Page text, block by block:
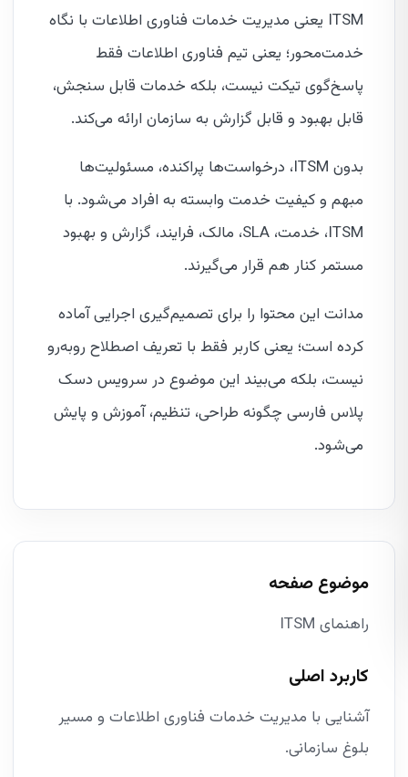
ITSM یعنی مدیریت خدمات فناوری اطلاعات با نگاه
خدمت‌محور؛ یعنی تیم فناوری اطلاعات فقط
پاسخ‌گوی تیکت نیست، بلکه خدمات قابل سنجش،
قابل بهبود و قابل گزارش به سازمان ارائه می‌کند.
بدون ITSM، درخواست‌ها پراکنده، مسئولیت‌ها
مبهم و کیفیت خدمت وابسته به افراد می‌شود. با
ITSM، خدمت، SLA، مالک، فرایند، گزارش و بهبود
مستمر کنار هم قرار می‌گیرند.
مدانت این محتوا را برای تصمیم‌گیری اجرایی آماده
کرده است؛ یعنی کاربر فقط با تعریف اصطلاح روبه‌رو
نیست، بلکه می‌بیند این موضوع در سرویس دسک
پلاس فارسی چگونه طراحی، تنظیم، آموزش و پایش
می‌شود.
موضوع صفحه
راهنمای ITSM
کاربرد اصلی
آشنایی با مدیریت خدمات فناوری اطلاعات و مسیر
بلوغ سازمانی.